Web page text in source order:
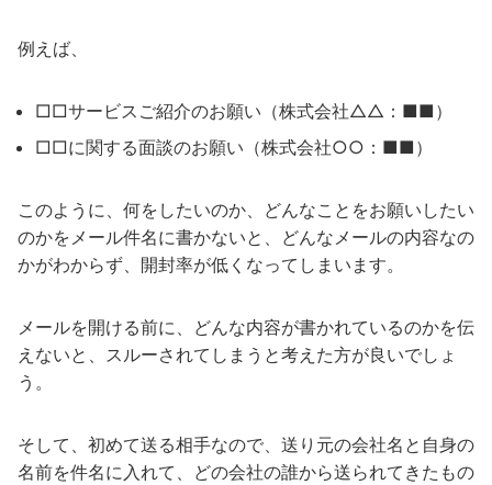
例えば、
□□サービスご紹介のお願い（株式会社△△：■■）
□□に関する面談のお願い（株式会社○○：■■）
このように、何をしたいのか、どんなことをお願いしたい
のかをメール件名に書かないと、どんなメールの内容なの
かがわからず、開封率が低くなってしまいます。
メールを開ける前に、どんな内容が書かれているのかを伝
えないと、スルーされてしまうと考えた方が良いでしょ
う。
そして、初めて送る相手なので、送り元の会社名と自身の
名前を件名に入れて、どの会社の誰から送られてきたもの